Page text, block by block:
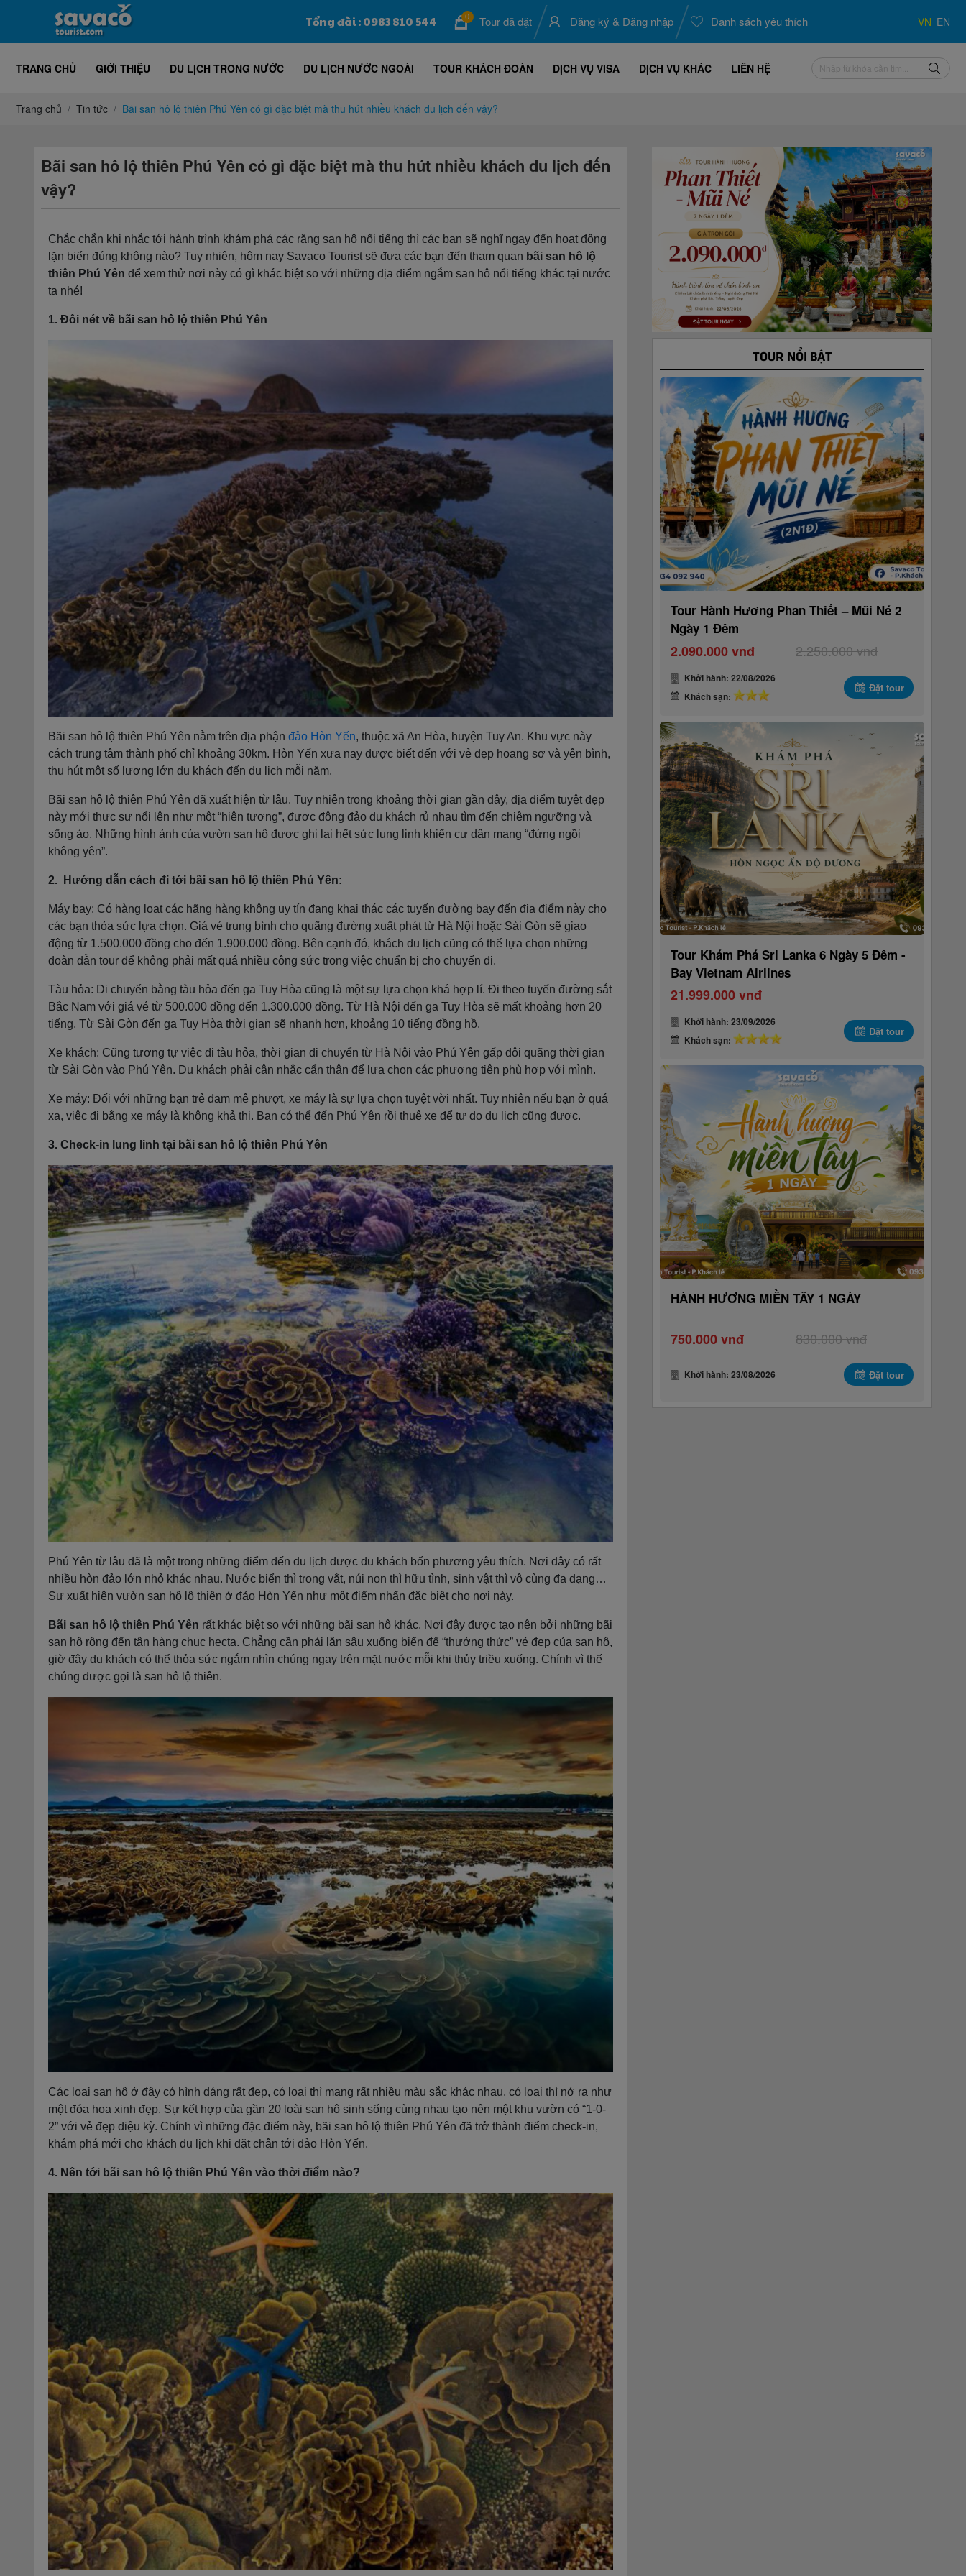
Tổng đài : 0983 810 544 0 Tour đã đặt Đăng ký &Đăng nhập Danh sách yêu thích VN EN
TRANG CHỦ GIỚI THIỆU DU LỊCH TRONG NƯỚC DU LỊCH NƯỚC NGOÀI TOUR KHÁCH ĐOÀN DỊCH VỤ VISA DỊCH VỤ KHÁC LIÊN HỆ
Trang chủ Tin tức Bãi san hô lộ thiên Phú Yên có gì đặc biệt mà thu hút nhiều khách du lịch đến vậy?
Bãi san hô lộ thiên Phú Yên có gì đặc biệt mà thu hút nhiều khách du lịch đến
vậy?
Chắc chắn khi nhắc tới hành trình khám phá các rặng san hô nổi tiếng thì các bạn sẽ nghĩ ngay đến hoạt động
lặn biển đúng không nào? Tuy nhiên, hôm nay Savaco Tourist sẽ đưa các bạn đến tham quan bãi san hô lộ
thiên Phú Yên để xem thử nơi này có gì khác biệt so với những địa điểm ngắm san hô nổi tiếng khác tại nước
ta nhé!
1. Đôi nét về bãi san hô lộ thiên Phú Yên
Bãi san hô lộ thiên Phú Yên nằm trên địa phận đảo Hòn Yến, thuộc xã An Hòa, huyện Tuy An. Khu vực này
cách trung tâm thành phố chỉ khoảng 30km. Hòn Yến xưa nay được biết đến với vẻ đẹp hoang sơ và yên bình,
thu hút một số lượng lớn du khách đến du lịch mỗi năm.
Bãi san hô lộ thiên Phú Yên đã xuất hiện từ lâu. Tuy nhiên trong khoảng thời gian gần đây, địa điểm tuyệt đẹp
này mới thực sự nổi lên như một “hiện tượng”, được đông đảo du khách rủ nhau tìm đến chiêm ngưỡng và
sống ảo. Những hình ảnh của vườn san hô được ghi lại hết sức lung linh khiến cư dân mạng “đứng ngồi
không yên”.
2. Hướng dẫn cách đi tới bãi san hô lộ thiên Phú Yên:
Máy bay: Có hàng loạt các hãng hàng không uy tín đang khai thác các tuyến đường bay đến địa điểm này cho
các bạn thỏa sức lựa chọn. Giá vé trung bình cho quãng đường xuất phát từ Hà Nội hoặc Sài Gòn sẽ giao
động từ 1.500.000 đồng cho đến 1.900.000 đồng. Bên cạnh đó, khách du lịch cũng có thể lựa chọn những
đoàn dẫn tour để không phải mất quá nhiều công sức trong việc chuẩn bị cho chuyến đi.
Tàu hỏa: Di chuyển bằng tàu hỏa đến ga Tuy Hòa cũng là một sự lựa chọn khá hợp lí. Đi theo tuyến đường sắt
Bắc Nam với giá vé từ 500.000 đồng đến 1.300.000 đồng. Từ Hà Nội đến ga Tuy Hòa sẽ mất khoảng hơn 20
tiếng. Từ Sài Gòn đến ga Tuy Hòa thời gian sẽ nhanh hơn, khoảng 10 tiếng đồng hồ.
Xe khách: Cũng tương tự việc đi tàu hỏa, thời gian di chuyển từ Hà Nội vào Phú Yên gấp đôi quãng thời gian
từ Sài Gòn vào Phú Yên. Du khách phải cân nhắc cẩn thận để lựa chọn các phương tiện phù hợp với mình.
Xe máy: Đối với những bạn trẻ đam mê phượt, xe máy là sự lựa chọn tuyệt vời nhất. Tuy nhiên nếu bạn ở quá
xa, việc đi bằng xe máy là không khả thi. Bạn có thể đến Phú Yên rồi thuê xe để tự do du lịch cũng được.
3. Check-in lung linh tại bãi san hô lộ thiên Phú Yên
Phú Yên từ lâu đã là một trong những điểm đến du lịch được du khách bốn phương yêu thích. Nơi đây có rất
nhiều hòn đảo lớn nhỏ khác nhau. Nước biển thì trong vắt, núi non thì hữu tình, sinh vật thì vô cùng đa dạng…
Sự xuất hiện vườn san hô lộ thiên ở đảo Hòn Yến như một điểm nhấn đặc biệt cho nơi này.
Bãi san hô lộ thiên Phú Yên rất khác biệt so với những bãi san hô khác. Nơi đây được tạo nên bởi những bãi
san hô rộng đến tận hàng chục hecta. Chẳng cần phải lặn sâu xuống biển để “thưởng thức” vẻ đẹp của san hô,
giờ đây du khách có thể thỏa sức ngắm nhìn chúng ngay trên mặt nước mỗi khi thủy triều xuống. Chính vì thế
chúng được gọi là san hô lộ thiên.
Các loại san hô ở đây có hình dáng rất đẹp, có loại thì mang rất nhiều màu sắc khác nhau, có loại thì nở ra như
một đóa hoa xinh đẹp. Sự kết hợp của gần 20 loài san hô sinh sống cùng nhau tạo nên một khu vườn có “1-0-
2” với vẻ đẹp diệu kỳ. Chính vì những đặc điểm này, bãi san hô lộ thiên Phú Yên đã trở thành điểm check-in,
khám phá mới cho khách du lịch khi đặt chân tới đảo Hòn Yến.
4. Nên tới bãi san hô lộ thiên Phú Yên vào thời điểm nào?
TOUR NỔI BẬT
Tour Hành Hương Phan Thiết – Mũi Né 2
Ngày 1 Đêm
2.090.000 vnđ 2.250.000 vnđ
Khởi hành: 22/08/2026
Khách sạn:
Đặt tour
Tour Khám Phá Sri Lanka 6 Ngày 5 Đêm -
Bay Vietnam Airlines
21.999.000 vnđ
Khởi hành: 23/09/2026
Khách sạn:
Đặt tour
HÀNH HƯƠNG MIỀN TÂY 1 NGÀY
750.000 vnđ 830.000 vnđ
Khởi hành: 23/08/2026 Đặt tour